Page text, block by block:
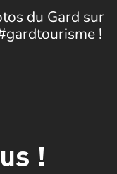
du Gard sur
!
!